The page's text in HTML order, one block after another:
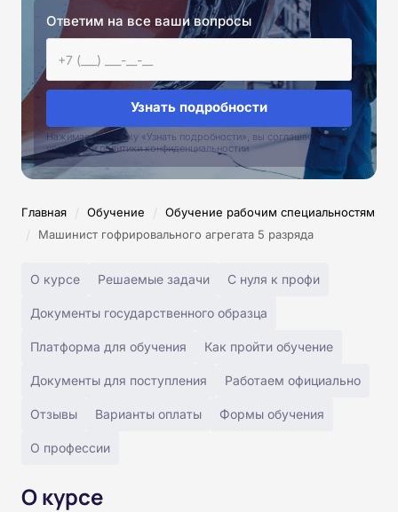
Ответим на все ваши вопросы
Узнать подробности
Нажимая на кнопку «Узнать подробности», вы соглашаетесь с
условиями политики конфиденциальностии
Главная / Обучение / Обучение рабочим специальностям
/ Машинист гофрировального агрегата 5 разряда
О курсе Решаемые задачи С нуля к профи
Документы государственного образца
Платформа для обучения Как пройти обучение
Документы для поступления Работаем официально
Отзывы Варианты оплаты Формы обучения
О профессии
О курсе